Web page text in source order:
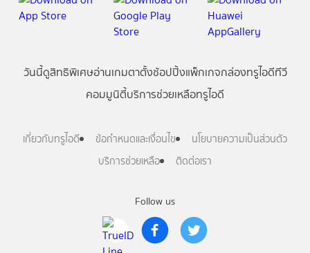
Follow us
วันนี้ดูสิทธิพิเศษอ่านเกมตาตั้งช้อปปิ้งแพ็กเกจกล่องทรูไอดีทีวี
คอมมูนิตี้บริการช่วยเหลือทรูไอดี
เกี่ยวกับทรูไอดี ข้อกำหนดและเงื่อนไข
นโยบายความเป็นส่วนตัว
บริการช่วยเหลือ
ติดต่อเรา